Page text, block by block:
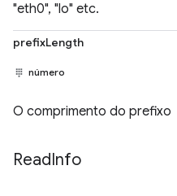
"eth0", "lo" etc.
prefixLength
número
O comprimento do prefixo
ReadInfo